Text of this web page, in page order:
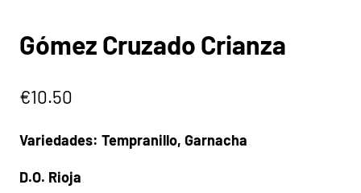
Gómez Cruzado Crianza
€10.50
Variedades: Tempranillo, Garnacha
D.O. Rioja